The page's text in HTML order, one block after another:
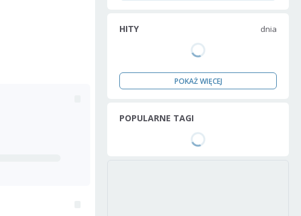
HITY dnia
POKAŻ WIĘCEJ
POPULARNE TAGI